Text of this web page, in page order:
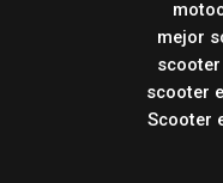
mejor
scooter
Scooter